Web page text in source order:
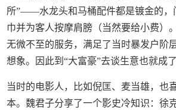
所”——水龙头和马桶配件都是镀金的，
巾并为客人按摩肩膀（当然要给小费）
无微不至的服务，满足了当时暴发户阶
想象。因此到“大富豪”去谈生意也就成了
当时的电影人，比如倪匡、麦当雄，也
本。魏君子分享了一个影史冷知识：徐